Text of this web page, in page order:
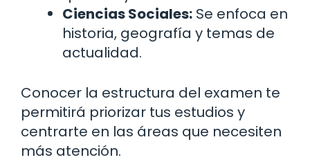
Ciencias Sociales: Se enfoca en
historia, geografía y temas de
actualidad.
Conocer la estructura del examen te
permitirá priorizar tus estudios y
centrarte en las áreas que necesiten
más atención.